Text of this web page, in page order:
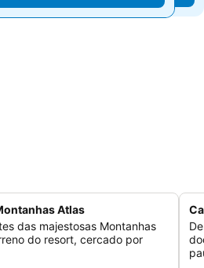
Atlas
das majestosas Montanhas
do resort, cercado por